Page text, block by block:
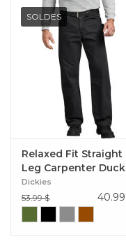
SOLDES
Relaxed Fit Straight
Leg Carpenter Duck
Jeans
Dickies
53.99 $ 40.99